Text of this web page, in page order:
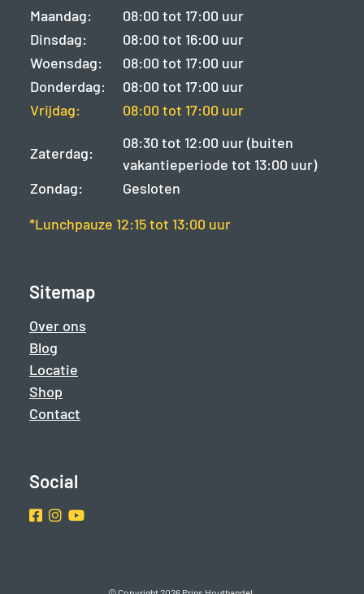
Maandag:
08:00 tot 17:00 uur
Dinsdag:
08:00 tot 16:00 uur
Woensdag:
08:00 tot 17:00 uur
Donderdag:
08:00 tot 17:00 uur
Vrijdag:
08:00 tot 17:00 uur
Zaterdag:
08:30 tot 12:00 uur (buiten
vakantieperiode tot 13:00 uur)
Zondag:
Gesloten
*Lunchpauze 12:15 tot 13:00 uur
Sitemap
Over ons
Blog
Locatie
Shop
Contact
Social
Facebook
Instragram
Youtube